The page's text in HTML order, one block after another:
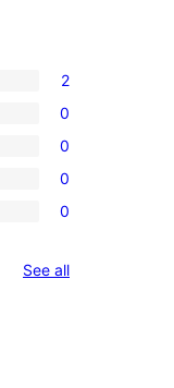
2
0
0
0
0
See allreviews